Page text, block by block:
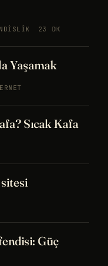
23 DK
Yaşamak
Sıcak Kafa
Güç